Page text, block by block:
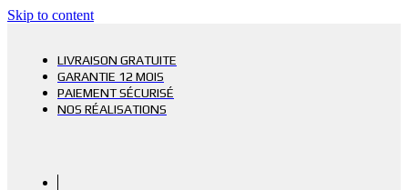
Skip to content
LIVRAISON GRATUITE
GARANTIE 12 MOIS
PAIEMENT SÉCURISÉ
NOS RÉALISATIONS